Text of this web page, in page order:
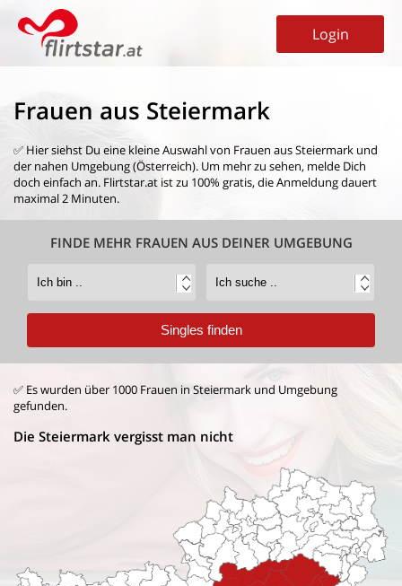
Login
Frauen aus Steiermark
✅ Hier siehst Du eine kleine Auswahl von Frauen aus Steiermark und
der nahen Umgebung (Österreich). Um mehr zu sehen, melde Dich
doch einfach an. Flirtstar.at ist zu 100% gratis, die Anmeldung dauert
maximal 2 Minuten.
FINDE MEHR FRAUEN AUS DEINER UMGEBUNG
✅ Es wurden über 1000 Frauen in Steiermark und Umgebung
gefunden.
Die Steiermark vergisst man nicht